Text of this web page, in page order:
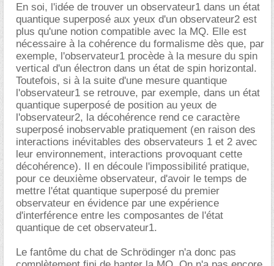
En soi, l'idée de trouver un observateur1 dans un état
quantique superposé aux yeux d'un observateur2 est
plus qu'une notion compatible avec la MQ. Elle est
nécessaire à la cohérence du formalisme dès que, par
exemple, l'observateur1 procède à la mesure du spin
vertical d'un électron dans un état de spin horizontal.
Toutefois, si à la suite d'une mesure quantique
l'observateur1 se retrouve, par exemple, dans un état
quantique superposé de position au yeux de
l'observateur2, la décohérence rend ce caractère
superposé inobservable pratiquement (en raison des
interactions inévitables des observateurs 1 et 2 avec
leur environnement, interactions provoquant cette
décohérence). Il en découle l'impossibilité pratique,
pour ce deuxième observateur, d'avoir le temps de
mettre l'état quantique superposé du premier
observateur en évidence par une expérience
d'interférence entre les composantes de l'état
quantique de cet observateur1.
Le fantôme du chat de Schrödinger n'a donc pas